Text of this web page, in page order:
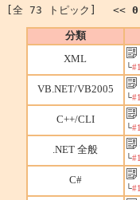
[全 73 トピック] << 0
分類
XML
└
VB.NET/VB2005
└
C++/CLI
└
.NET 全般
└
C#
└